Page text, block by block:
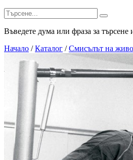
Въведете дума или фраза за търсене
Начало / Каталог / Смисълът на